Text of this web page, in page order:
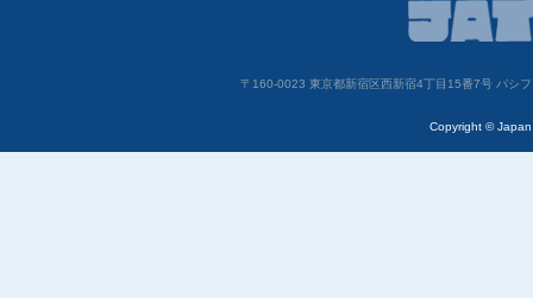
〒160-0023 東京都新宿区西新宿4丁目15番7号 パシ
Copyright ©